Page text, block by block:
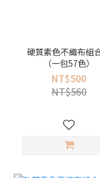
硬質素色不織布組
（一包57色）
NT$500
NT$560